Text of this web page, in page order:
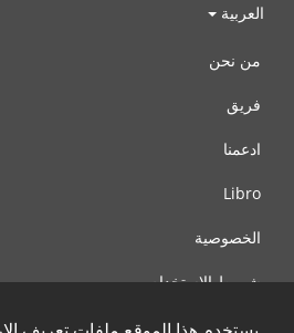
العربية
من نحن
فريق
ادعمنا
Libro
الخصوصية
شروط الإستخدام
اتصل بنا